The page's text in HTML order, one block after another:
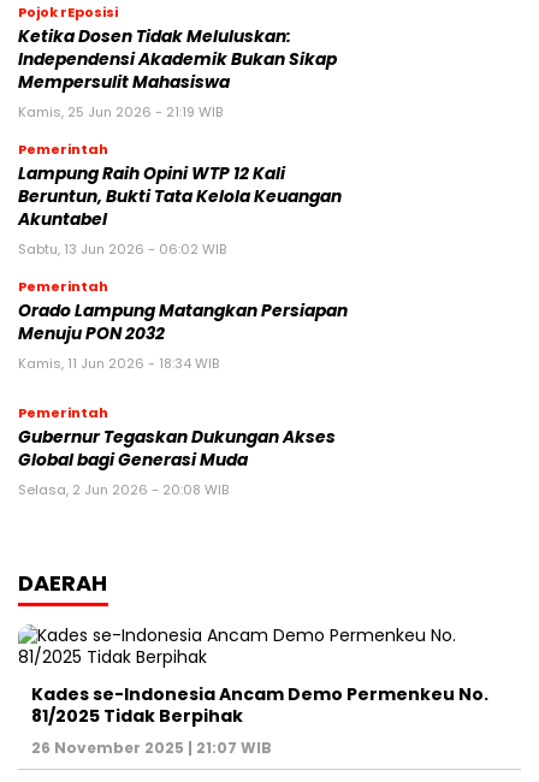
Pojok rEposisi
Ketika Dosen Tidak Meluluskan:
Independensi Akademik Bukan Sikap
Mempersulit Mahasiswa
Kamis, 25 Jun 2026 - 21:19 WIB
Pemerintah
Lampung Raih Opini WTP 12 Kali
Beruntun, Bukti Tata Kelola Keuangan
Akuntabel
Sabtu, 13 Jun 2026 - 06:02 WIB
Pemerintah
Orado Lampung Matangkan Persiapan
Menuju PON 2032
Kamis, 11 Jun 2026 - 18:34 WIB
Pemerintah
Gubernur Tegaskan Dukungan Akses
Global bagi Generasi Muda
Selasa, 2 Jun 2026 - 20:08 WIB
DAERAH
Kades se-Indonesia Ancam Demo Permenkeu No.
81/2025 Tidak Berpihak
26 November 2025 | 21:07 WIB